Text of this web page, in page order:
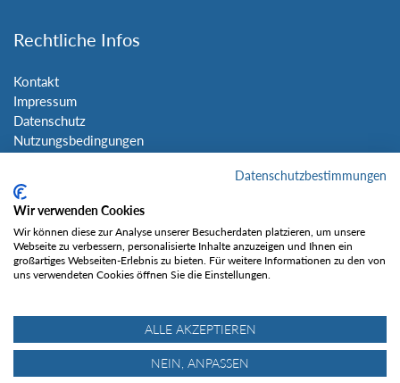
Rechtliche Infos
Kontakt
Impressum
Datenschutz
Nutzungsbedingungen
Social Media
Gefällt mir
Datenschutzbestimmungen
Wir verwenden Cookies
Wir können diese zur Analyse unserer Besucherdaten platzieren, um unsere
Webseite zu verbessern, personalisierte Inhalte anzuzeigen und Ihnen ein
großartiges Webseiten-Erlebnis zu bieten. Für weitere Informationen zu den von
uns verwendeten Cookies öffnen Sie die Einstellungen.
ALLE AKZEPTIEREN
NEIN, ANPASSEN